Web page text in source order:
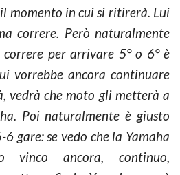
il momento in cui si ritirerà. Lui
correre. Però naturalmente
correre per arrivare 5° o 6° è
vorrebbe ancora continuare
vedrà che moto gli metterà a
Poi naturalmente è giusto
gare: se vedo che la Yamaha
ancora, continuo,